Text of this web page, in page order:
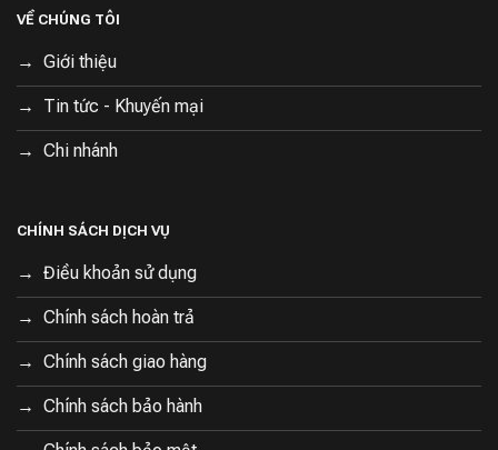
VỀ CHÚNG TÔI
Giới thiệu
Tin tức - Khuyến mại
Chi nhánh
CHÍNH SÁCH DỊCH VỤ
Điều khoản sử dụng
Chính sách hoàn trả
Chính sách giao hàng
Chính sách bảo hành